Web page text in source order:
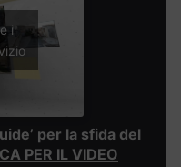
i
per la sfida del
PER IL VIDEO